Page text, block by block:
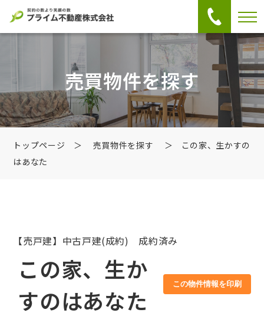
売買物件を探す
トップページ ＞ 売買物件を探す
＞ この家、生かすの
はあなた
【売戸建】中古戸建(成約) 成約済み
この家、生か
すのはあなた
この物件情報を印刷